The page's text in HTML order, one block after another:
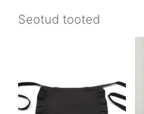
Seotud tooted